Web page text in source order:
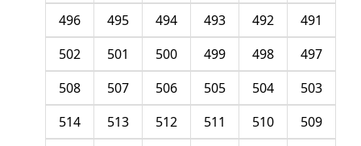
491
492
493
494
495
496
497
498
499
500
501
502
503
504
505
506
507
508
509
510
511
512
513
514